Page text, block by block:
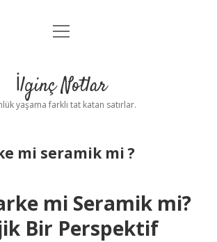
Anasayfa
Yasal Uyarı
menüyü
İlginç Notlar
yaşama farklı tat katan satırlar.
mi seramik mi ?
mi Seramik mi?
Bir Perspektif